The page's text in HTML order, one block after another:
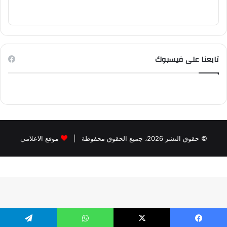
تابعنا على فيسبوك
© حقوق النشر 2026، جميع الحقوق محفوظة | موقع الاعلامي